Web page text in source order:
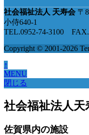
社会福祉法人 天寿会 〒
小侍640-1
TEL.0952-74-3100
Copyright © 2001-2026
↑
MENU
閉じる
社会福祉法人
佐賀県内の施設